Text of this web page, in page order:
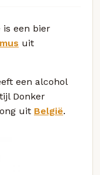
is een bier
uit
een alcohol
Donker
uit België.